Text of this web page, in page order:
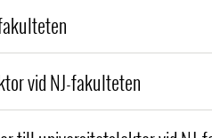
vid NJ-fakulteten